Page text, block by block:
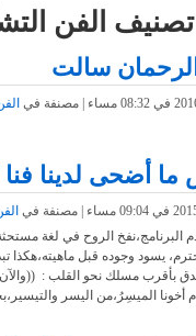
تصنيف الفن
سالت
أضحى لدينا
البرنامج،نفخ الروح في لغة
يسود وجوده قبل ماهيته،هكذا
بأقرب مسلك نحو القلب : ((والآن
أخونا الميسِرُ،من اليسر